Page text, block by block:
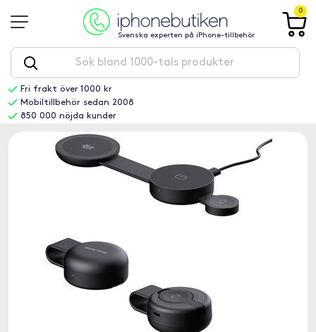
Svenska experten på iPhone-tillbehör
0
Fri frakt över 1000 kr
Mobiltillbehör sedan 2008
850 000 nöjda kunder